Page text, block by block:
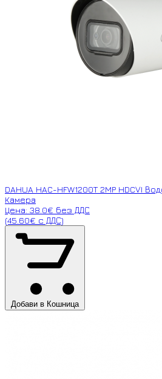
DAHUA HAC-HFW1200T 2MP HDCVI
Камера
Цена: 38.0€ без ДДС
(45.60€ с ДДС)
Добави в Кошница